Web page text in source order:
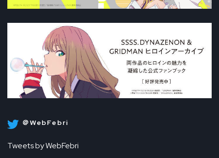
＠WebFebri
Tweets by WebFebri